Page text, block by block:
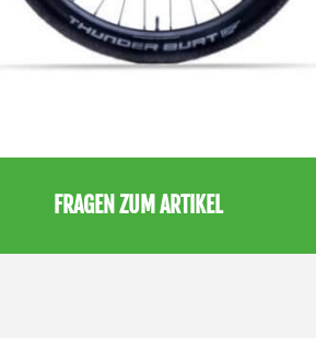
FRAGEN ZUM ARTIKEL